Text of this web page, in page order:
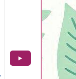
Основа для
►